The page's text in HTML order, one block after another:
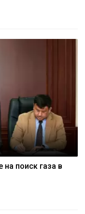
на поиск газа в